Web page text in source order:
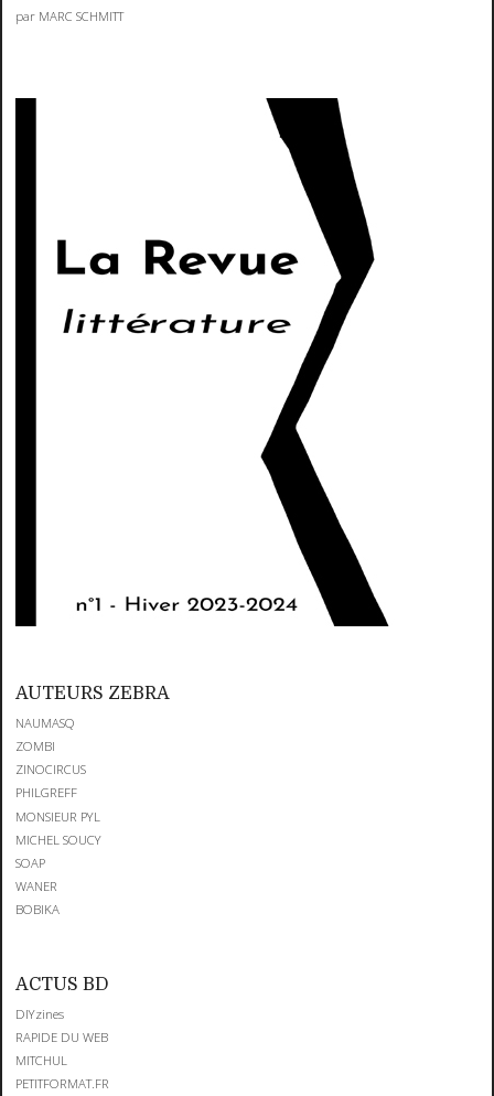
par MARC SCHMITT
AUTEURS ZEBRA
NAUMASQ
ZOMBI
ZINOCIRCUS
PHILGREFF
MONSIEUR PYL
MICHEL SOUCY
SOAP
WANER
BOBIKA
ACTUS BD
DIYzines
RAPIDE DU WEB
MITCHUL
PETITFORMAT.FR